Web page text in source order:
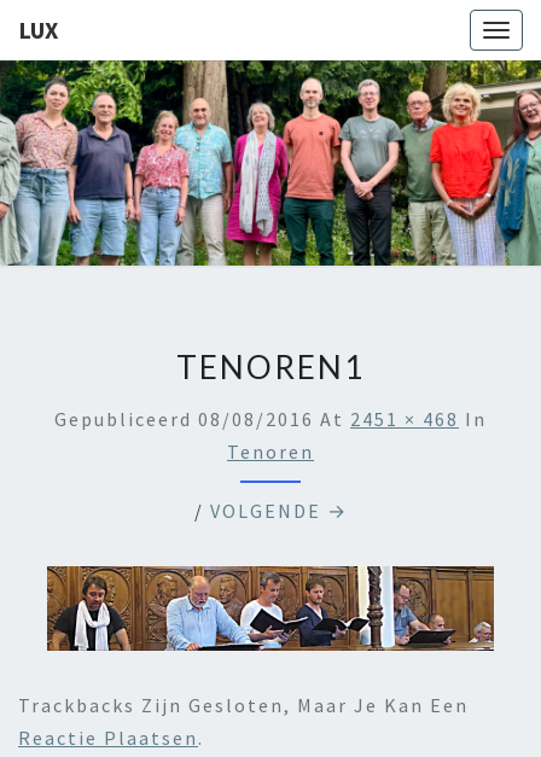
LUX
LUX
Kamerkoor
Onder
Leiding
Van
Angeliki
Ploka
TENOREN1
Gepubliceerd 08/08/2016 At 2451 × 468 In
Tenoren
/ VOLGENDE →
Trackbacks Zijn Gesloten, Maar Je Kan Een
Reactie Plaatsen .